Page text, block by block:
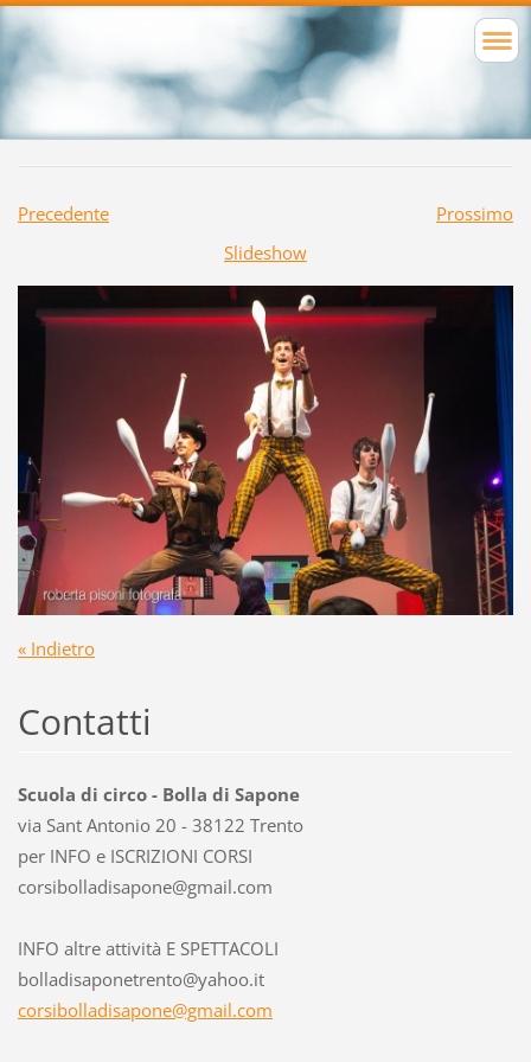
Precedente
Prossimo
Slideshow
« Indietro
Contatti
Scuola di circo - Bolla di Sapone
via Sant Antonio 20 - 38122 Trento
per INFO e ISCRIZIONI CORSI
corsibolladisapone@gmail.com
INFO altre attività E SPETTACOLI
bolladisaponetrento@yahoo.it
corsibolladisapone@gmail.com